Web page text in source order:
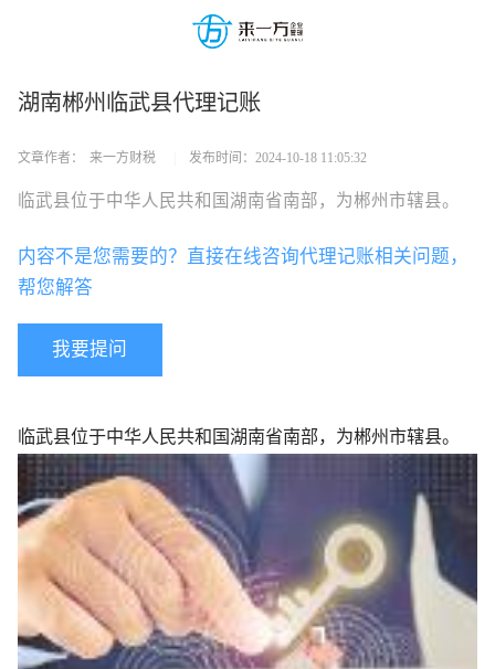
湖南郴州临武县代理记账
文章作者： 来一方财税 发布时间：2024-10-18 11:05:32
临武县位于中华人民共和国湖南省南部，为郴州市辖县。
我要提问
内容不是您需要的？直接在线咨询代理记账相关问题，
帮您解答
临武县位于中华人民共和国湖南省南部，为郴州市辖县。